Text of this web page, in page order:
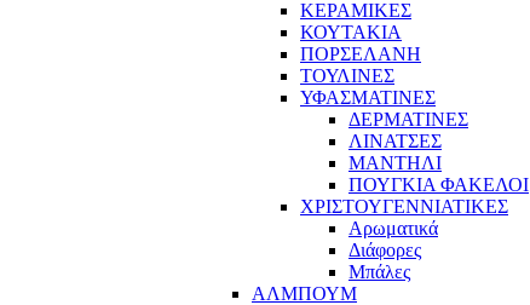
ΚΕΡΑΜΙΚΕΣ
ΚΟΥΤΑΚΙΑ
ΠΟΡΣΕΛΑΝΗ
ΤΟΥΛΙΝΕΣ
ΥΦΑΣΜΑΤΙΝΕΣ
ΔΕΡΜΑΤΙΝΕΣ
ΛΙΝΑΤΣΕΣ
ΜΑΝΤΗΛΙ
ΠΟΥΓΚΙΑ ΦΑΚΕΛΟΙ
ΧΡΙΣΤΟΥΓΕΝΝΙΑΤΙΚΕΣ
Αρωματικά
Διάφορες
Μπάλες
ΑΛΜΠΟΥΜ